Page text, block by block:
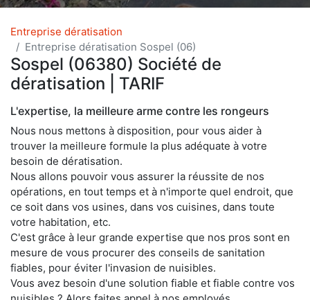
Entreprise dératisation
Entreprise dératisation Sospel (06)
Sospel (06380) Société de
dératisation | TARIF
L'expertise, la meilleure arme contre les rongeurs
Nous nous mettons à disposition, pour vous aider à
trouver la meilleure formule la plus adéquate à votre
besoin de dératisation.
Nous allons pouvoir vous assurer la réussite de nos
opérations, en tout temps et à n'importe quel endroit, que
ce soit dans vos usines, dans vos cuisines, dans toute
votre habitation, etc.
C'est grâce à leur grande expertise que nos pros sont en
mesure de vous procurer des conseils de sanitation
fiables, pour éviter l'invasion de nuisibles.
Vous avez besoin d'une solution fiable et fiable contre vos